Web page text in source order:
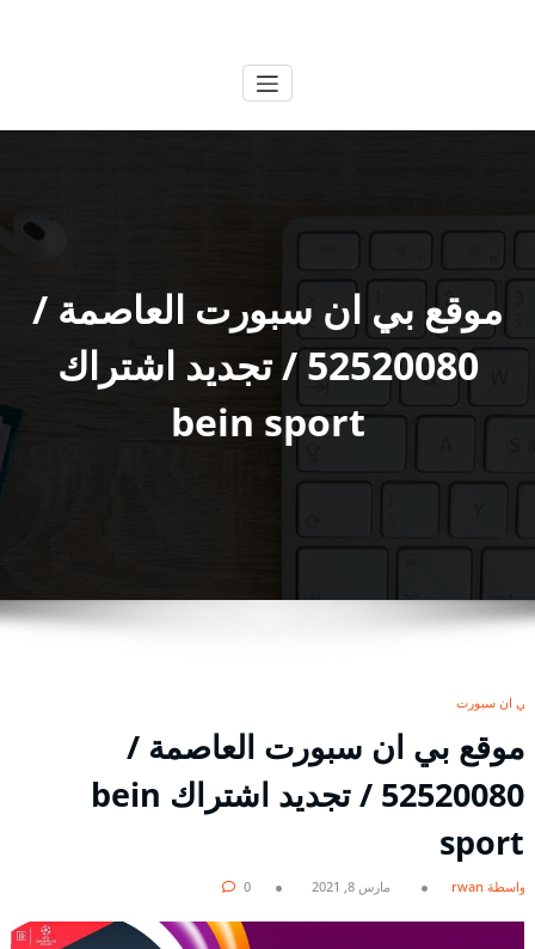
موقع بي ان سبورت العاصمة /
52520080 / تجديد اشتراك
bein sport
بي ان سبورت
موقع بي ان سبورت العاصمة /
52520080 / تجديد اشتراك bein
sport
بواسطة rwan مارس 8, 2021 0